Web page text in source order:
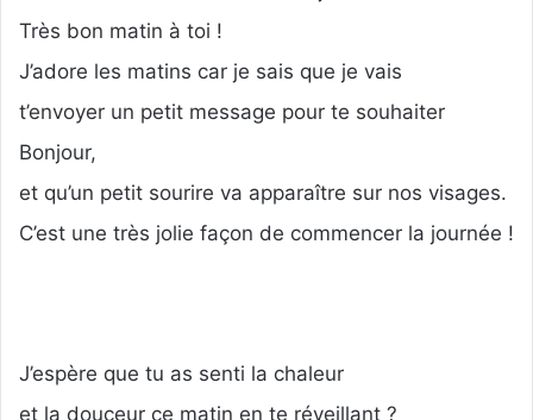
Très bon matin à toi !
J’adore les matins car je sais que je vais
t’envoyer un petit message pour te souhaiter
Bonjour,
et qu’un petit sourire va apparaître sur nos visages.
C’est une très jolie façon de commencer la journée !
J’espère que tu as senti la chaleur
et la douceur ce matin en te réveillant ?